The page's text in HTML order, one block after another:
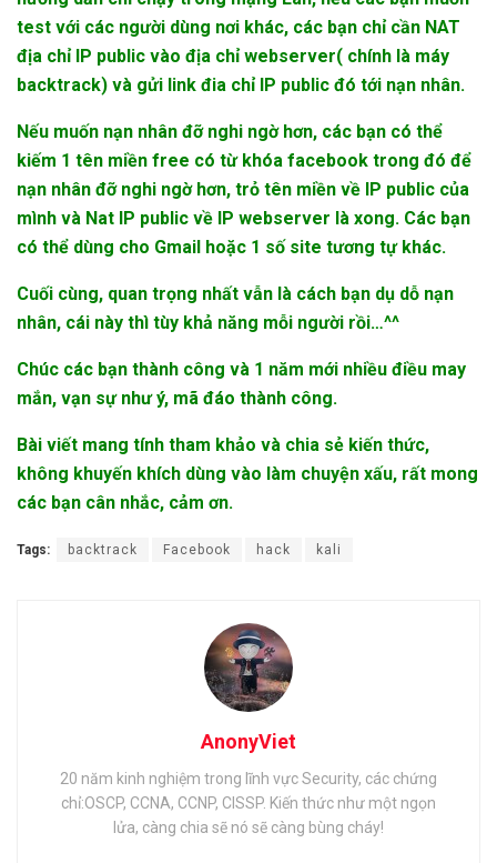
test với các người dùng nơi khác, các bạn chỉ cần NAT
địa chỉ IP public vào địa chỉ webserver( chính là máy
backtrack) và gửi link đia chỉ IP public đó tới nạn nhân.
Nếu muốn nạn nhân đỡ nghi ngờ hơn, các bạn có thể
kiếm 1 tên miền free có từ khóa facebook trong đó để
nạn nhân đỡ nghi ngờ hơn, trỏ tên miền về IP public của
mình và Nat IP public về IP webserver là xong. Các bạn
có thể dùng cho Gmail hoặc 1 số site tương tự khác.
Cuối cùng, quan trọng nhất vẫn là cách bạn dụ dỗ nạn
nhân, cái này thì tùy khả năng mỗi người rồi…^^
Chúc các bạn thành công và 1 năm mới nhiều điều may
mắn, vạn sự như ý, mã đáo thành công.
Bài viết mang tính tham khảo và chia sẻ kiến thức,
không khuyến khích dùng vào làm chuyện xấu, rất mong
các bạn cân nhắc, cảm ơn.
Tags: backtrack Facebook hack kali
AnonyViet
20 năm kinh nghiệm trong lĩnh vực Security, các chứng
chỉ:OSCP, CCNA, CCNP, CISSP. Kiến thức như một ngọn
lửa, càng chia sẽ nó sẽ càng bùng cháy!